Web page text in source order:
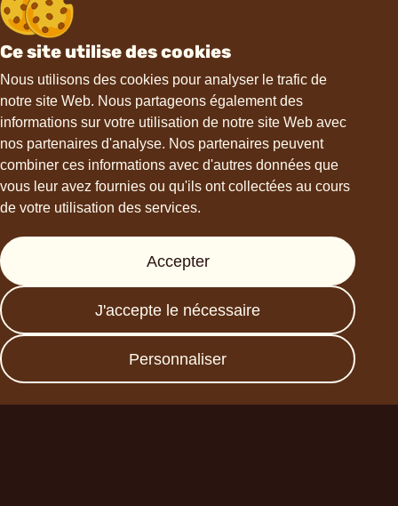
Ce site utilise des cookies
Nous utilisons des cookies pour analyser le trafic de
notre site Web. Nous partageons également des
informations sur votre utilisation de notre site Web avec
nos partenaires d'analyse. Nos partenaires peuvent
combiner ces informations avec d'autres données que
vous leur avez fournies ou qu'ils ont collectées au cours
de votre utilisation des services.
Accepter
J'accepte le nécessaire
Personnaliser
Contact
hello@choviva.com
Presse
FAQs
Data protection
Imprint